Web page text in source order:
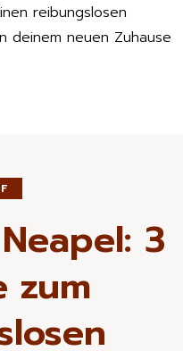
reibungslosen
deinem neuen Zuhause
3
zum